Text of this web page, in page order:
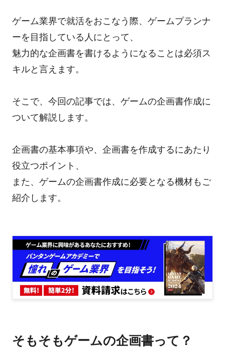
ゲーム業界で就活をおこなう際、ゲームプランナ
ーを目指している人にとって、
魅力的な企画書を書けるようになることは必須ス
キルと言えます。
そこで、今回の記事では、ゲームの企画書作成に
ついて解説します。
企画書の基本事項や、企画書を作成するにあたり
役立つポイント、
また、ゲームの企画書作成に必要となる機材もご
紹介します。
そもそもゲームの企画書って？